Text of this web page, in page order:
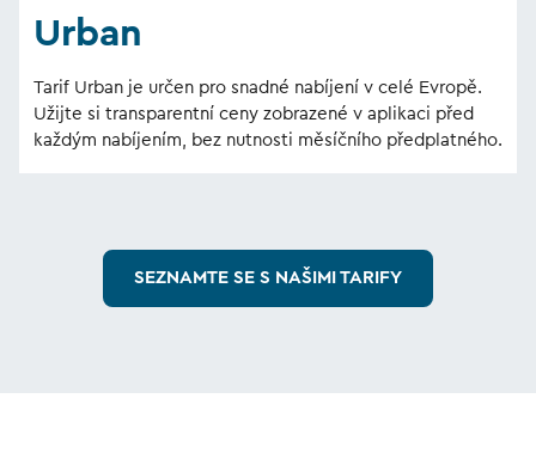
Urban
Tarif Urban je určen pro snadné nabíjení v celé Evropě.
Užijte si transparentní ceny zobrazené v aplikaci před
každým nabíjením, bez nutnosti měsíčního předplatného.
SEZNAMTE SE S NAŠIMI TARIFY